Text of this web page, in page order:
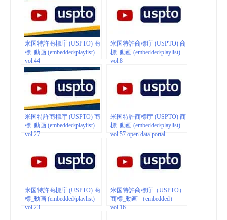
米国特許商標庁 (USPTO) 商
標_動画 (embedded/playlist)
vol.44
米国特許商標庁 (USPTO) 商
標_動画 (embedded/playlist)
vol.8
米国特許商標庁 (USPTO) 商
標_動画 (embedded/playlist)
vol.27
米国特許商標庁 (USPTO) 商
標_動画 (embedded/playlist)
vol.57 open data portal
米国特許商標庁 (USPTO) 商
標_動画 (embedded/playlist)
vol.23
米国特許商標庁（USPTO）
商標_動画 （embedded）
vol.16